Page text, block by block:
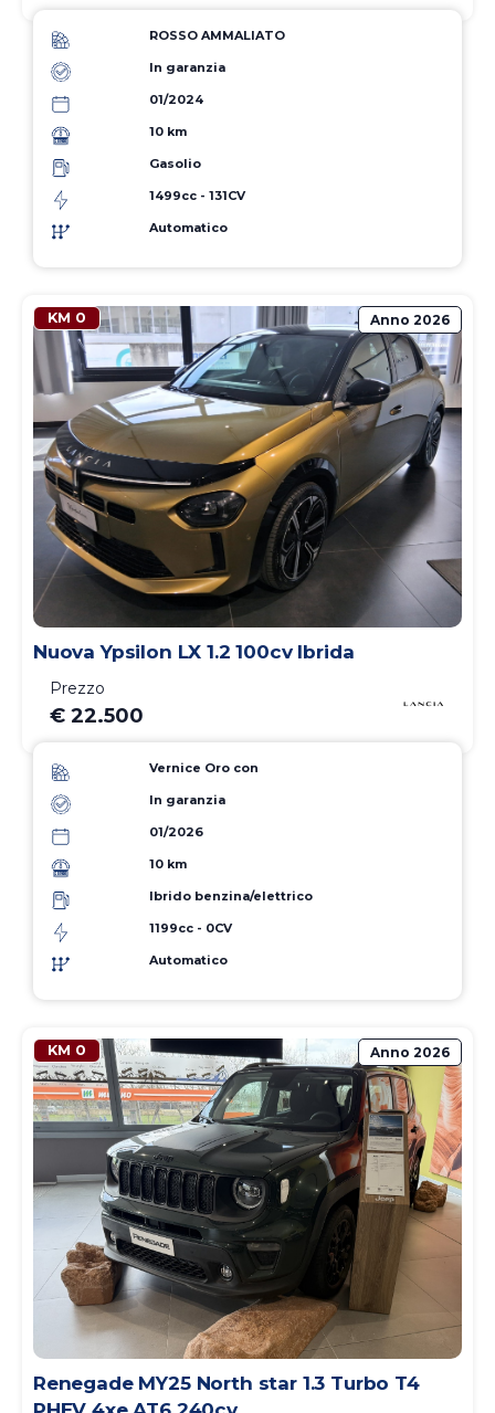
ROSSO AMMALIATO
In garanzia
01/2024
10 km
Gasolio
1499cc - 131CV
Automatico
KM 0 Anno 2026
Nuova Ypsilon LX 1.2 100cv Ibrida
Prezzo
€ 22.500
Vernice Oro con
In garanzia
01/2026
10 km
Ibrido benzina/elettrico
1199cc - 0CV
Automatico
KM 0 Anno 2026
Renegade MY25 North star 1.3 Turbo T4